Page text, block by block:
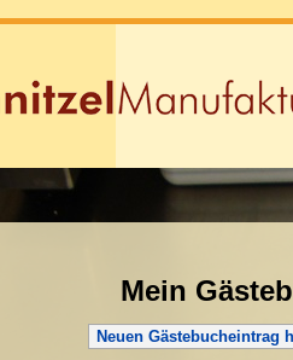
Mein
Neuen Gästebucheintrag